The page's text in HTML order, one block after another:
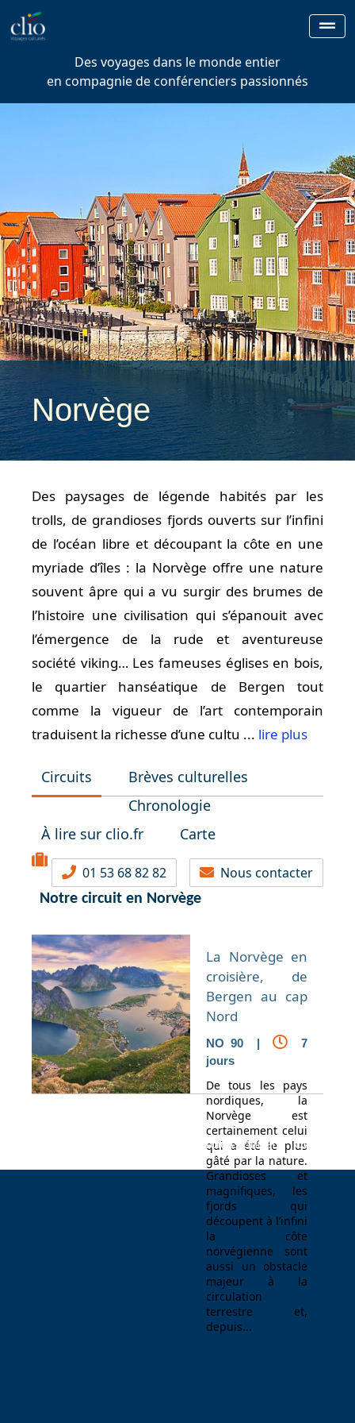
Des voyages dans le monde entier
en compagnie de conférenciers passionnés
Norvège
Des paysages de légende habités par les
trolls, de grandioses fjords ouverts sur l’infini
de l’océan libre et découpant la côte en une
myriade d’îles : la Norvège offre une nature
souvent âpre qui a vu surgir des brumes de
l’histoire une civilisation qui s’épanouit avec
l’émergence de la rude et aventureuse
société viking… Les fameuses églises en bois,
le quartier hanséatique de Bergen tout
comme la vigueur de l’art contemporain
traduisent la richesse d’une cultu ... lire plus
Circuits
Brèves culturelles
Chronologie
À lire sur clio.fr
Carte
01 53 68 82 82 Nous contacter
Notre circuit en Norvège
La Norvège en
croisière, de
Bergen au cap
Nord
NO 90 |
7
jours
De tous les pays
nordiques, la
Norvège est
certainement celui
qui a été le plus
gâté par la nature.
Grandioses et
magnifiques, les
fjords qui
découpent à l’infini
la côte
norvégienne sont
aussi un obstacle
majeur à la
circulation
terrestre et,
depuis...
Espace professionnel Contact